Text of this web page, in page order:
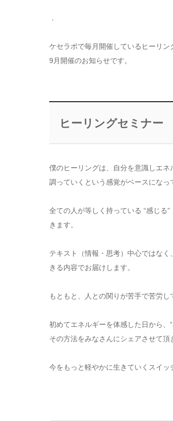
．
ケセラボで毎月開催しているヒーリン
9月開催のお知らせです。
ヒーリングセミナー
僕のヒーリングは、自分を意識しエ
調っていくという感覚がベースになっ
全ての人が等しく持っている “感じる
きます。
テキスト（情報・思考）中心ではなく
きる内容でお届けします。
もともと、人との関りが苦手で苦労
初めてエネルギーを体感した日から、
その方法をみなさんにシェアさせて頂
今をもっと軽やかに生きていくスイッ